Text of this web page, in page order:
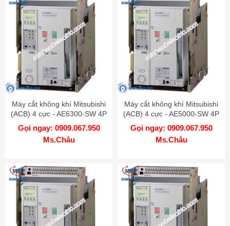
Máy cắt không khí Mitsubishi
(ACB) 4 cực - AE6300-SW 4P
6300A 130kA FIX
Gọi ngay: 0909.067.950
Ms.Châu
Máy cắt không khí Mitsubishi
(ACB) 4 cực - AE5000-SW 4P
5000A 130kA FIX
Gọi ngay: 0909.067.950
Ms.Châu